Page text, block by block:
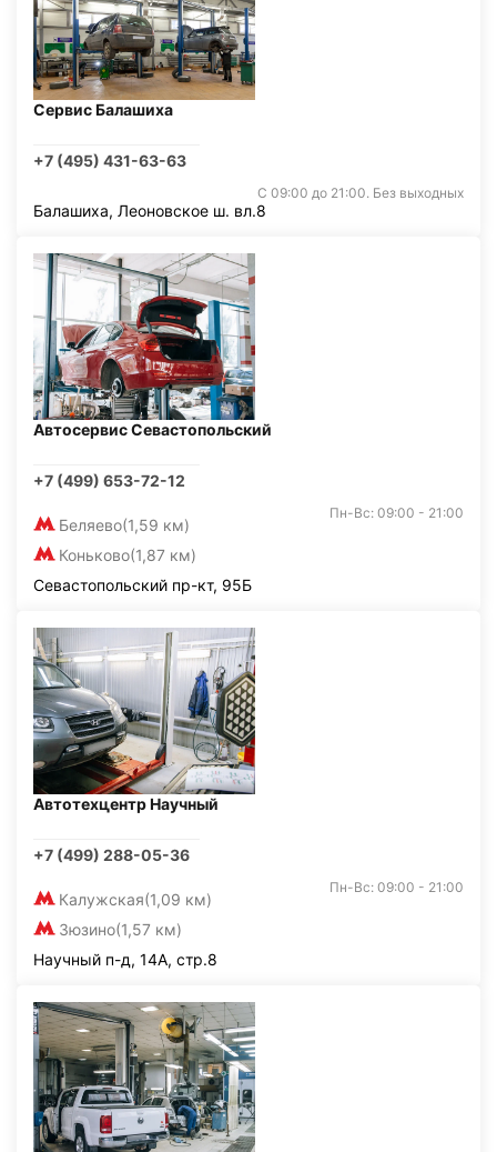
Сервис Балашиха
+7 (495) 431-63-63
С 09:00 до 21:00. Без выходных
Балашиха, Леоновское ш. вл.8
Автосервис Севастопольский
+7 (499) 653-72-12
Беляево(1,59 км)
Коньково(1,87 км)
Пн-Вс: 09:00 - 21:00
Севастопольский пр-кт, 95Б
Автотехцентр Научный
+7 (499) 288-05-36
Калужская(1,09 км)
Зюзино(1,57 км)
Пн-Вс: 09:00 - 21:00
Научный п-д, 14А, стр.8